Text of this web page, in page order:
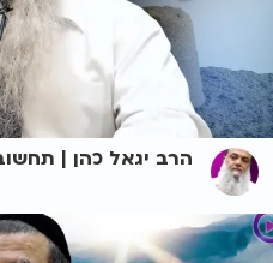
הרב יגאל כהן |